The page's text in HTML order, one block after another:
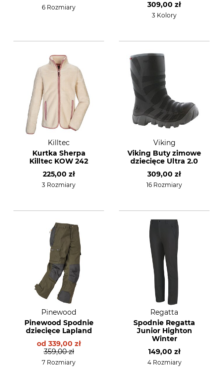
6 Rozmiary 309,00 zł
3 Kolory
Killtec
Kurtka Sherpa
Killtec KOW 242
225,00 zł
3 Rozmiary
Viking
Viking Buty zimowe
dziecięce Ultra 2.0
309,00 zł
16 Rozmiary
Pinewood
Pinewood Spodnie
dziecięce Lapland
od 339,00 zł
359,00 zł
7 Rozmiary
Regatta
Spodnie Regatta
Junior Highton
Winter
149,00 zł
4 Rozmiary